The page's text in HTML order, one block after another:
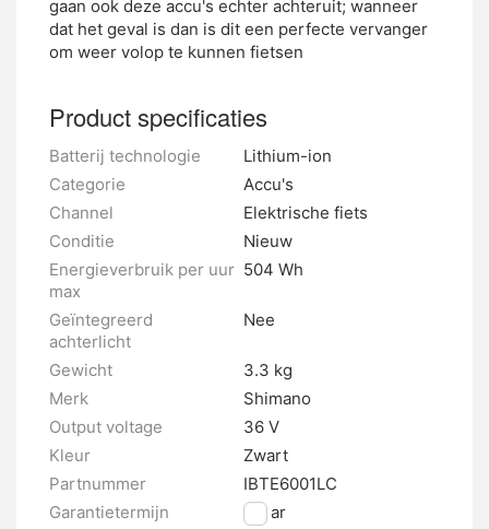
gaan ook deze accu's echter achteruit; wanneer
dat het geval is dan is dit een perfecte vervanger
om weer volop te kunnen fietsen
Product specificaties
Batterij technologie
Lithium-ion
Categorie
Accu's
Channel
Elektrische fiets
Conditie
Nieuw
Energieverbruik per uur
max
504 Wh
Geïntegreerd
achterlicht
Nee
Gewicht
3.3 kg
Merk
Shimano
Output voltage
36 V
Kleur
Zwart
Partnummer
IBTE6001LC
Garantietermijn
2 jaar